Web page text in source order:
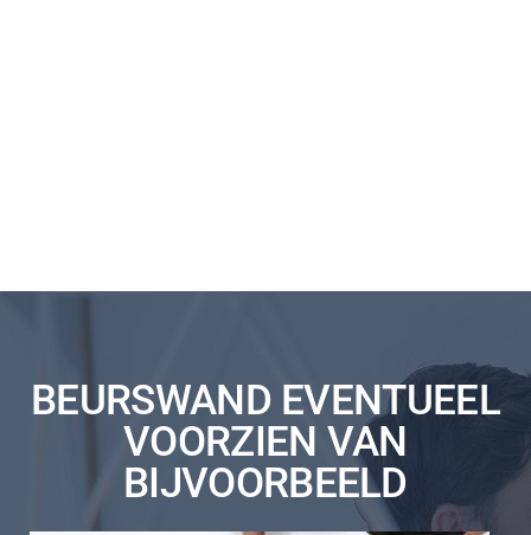
BEURSWAND EVENTUEEL
VOORZIEN VAN
BIJVOORBEELD